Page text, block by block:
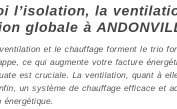
l’isolation, la
globale à
et le chauffage forment le trio
ce qui augmente votre facture
est cruciale. La ventilation, quant à
un système de chauffage efficace et
énergétique.